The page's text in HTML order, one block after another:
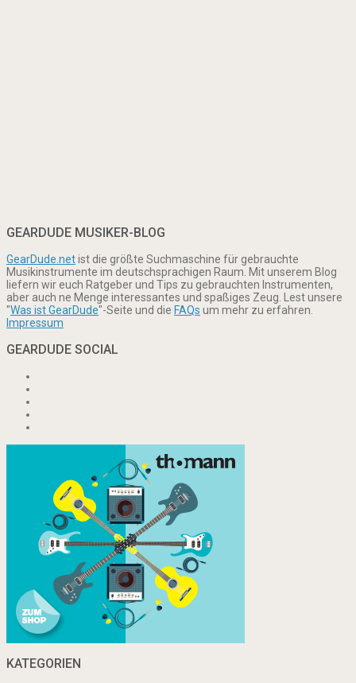
GEARDUDE MUSIKER-BLOG
GearDude.netist die größte Suchmaschine für gebrauchte
Musikinstrumente im deutschsprachigen Raum. Mit unserem Blog
liefern wir euch Ratgeber und Tips zu gebrauchten Instrumenten,
aber auch ne Menge interessantes und spaßiges Zeug. Lest unsere
"Was ist GearDude"-Seite und die FAQs um mehr zu erfahren.
Impressum
GEARDUDE SOCIAL
KATEGORIEN